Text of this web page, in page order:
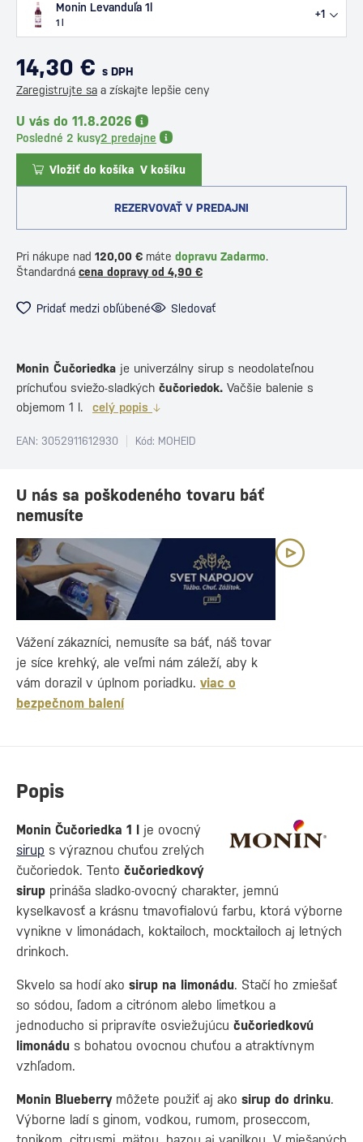
Monin Levanduľa 1l
1 l
+1
14,30 € s DPH
Zaregistrujte sa a získajte lepšie ceny
U vás do 11.8.2026
Posledné 2 kusy2 predajne
Vložiť do košíka V košíku
REZERVOVAŤ V PREDAJNI
Pri nákupe nad 120,00 € máte dopravu Zadarmo.
Štandardná cena dopravy od 4,90 €
Pridať medzi obľúbené Sledovať
Monin Čučoriedka je univerzálny sirup s neodolateľnou
príchuťou sviežo-sladkých čučoriedok. Vačšie balenie s
objemom 1 l.
celý popis
EAN: 3052911612930 Kód: MOHEID
Popis
Monin Čučoriedka 1 l je ovocný
sirup s výraznou chuťou zrelých
čučoriedok. Tento čučoriedkový
sirup prináša sladko-ovocný charakter, jemnú
kyselkavosť a krásnu tmavofialovú farbu, ktorá výborne
vynikne v limonádach, koktailoch, mocktailoch aj letných
drinkoch.
Skvelo sa hodí ako sirup na limonádu. Stačí ho zmiešať
so sódou, ľadom a citrónom alebo limetkou a
jednoducho si pripravíte osviežujúcu čučoriedkovú
limonádu s bohatou ovocnou chuťou a atraktívnym
vzhľadom.
Monin Blueberrymôžete použiť aj ako sirup do drinku.
Výborne ladí s ginom, vodkou, rumom, proseccom,
U nás sa poškodeného tovaru báť
nemusíte
Vážení zákazníci, nemusíte sa báť, náš tovar
je síce krehký, ale veľmi nám záleží, aby k
vám dorazil v úplnom poriadku. viac o
bezpečnom balení